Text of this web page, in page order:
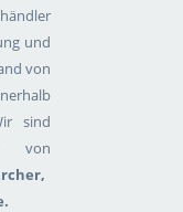
und
von
sind
von